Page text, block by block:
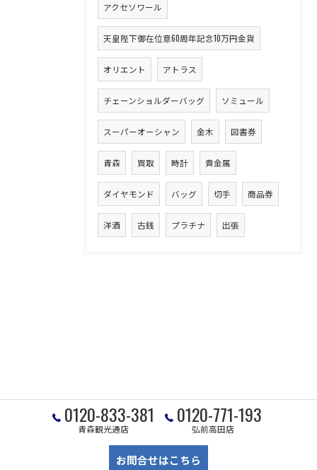
アクセソワール
天皇陛下御在位意60周年記念10万円金貨
オリエント アトラス
チェーンショルダーバッグ ソミュール
スーパーオーシャン 金木 図書券
青森 買取 時計 貴金属
ダイヤモンド バッグ 切手 商品券
洋酒 古銭 プラチナ 出張
0120-833-381
青森観光通店
0120-771-193
弘前高田店
お問合せはこちら